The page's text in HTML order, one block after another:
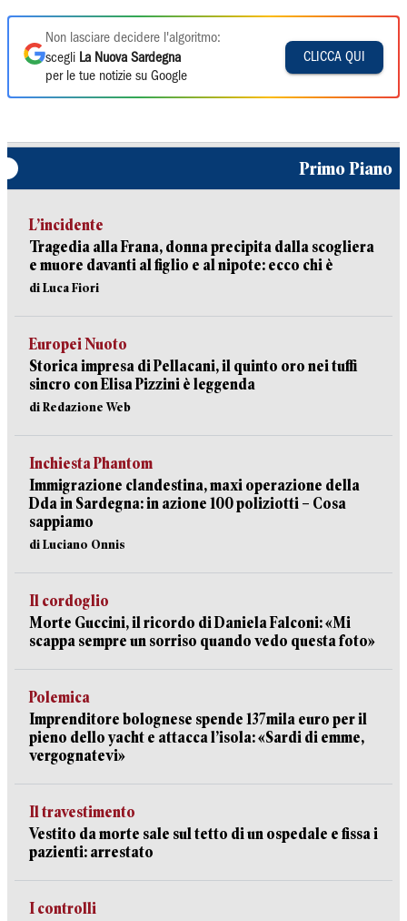
Non lasciare decidere l'algoritmo:
scegli La Nuova Sardegna
per le tue notizie su Google
CLICCA QUI
Primo Piano
L’incidente
Tragedia alla Frana, donna precipita dalla scogliera
e muore davanti al figlio e al nipote: ecco chi è
di Luca Fiori
Europei Nuoto
Storica impresa di Pellacani, il quinto oro nei tuffi
sincro con Elisa Pizzini è leggenda
di Redazione Web
Inchiesta Phantom
Immigrazione clandestina, maxi operazione della
Dda in Sardegna: in azione 100 poliziotti – Cosa
sappiamo
di Luciano Onnis
Il cordoglio
Morte Guccini, il ricordo di Daniela Falconi: «Mi
scappa sempre un sorriso quando vedo questa foto»
Polemica
Imprenditore bolognese spende 137mila euro per il
pieno dello yacht e attacca l’isola: «Sardi di emme,
vergognatevi»
Il travestimento
Vestito da morte sale sul tetto di un ospedale e fissa i
pazienti: arrestato
I controlli